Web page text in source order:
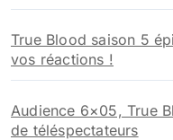
True Blood saison 5
vos réactions !
Audience 6×05, True
de téléspectateurs